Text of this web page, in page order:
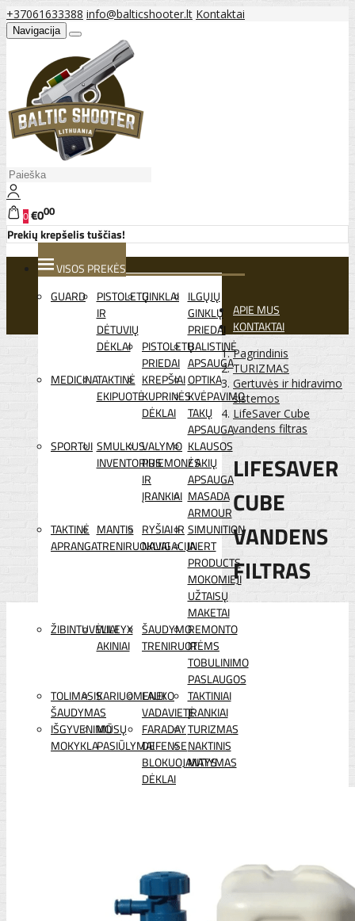
+37061633388 info@balticshooter.lt Kontaktai
Navigacija
0€000
Prekių krepšelis tuščias!
VISOS PREKĖS
GUARD
PISTOLETŲ
IR
DĖTUVIŲ
DĖKLAI
GINKLAI ILGŲJŲ
GINKLŲ
PRIEDAI
PISTOLETŲ
PRIEDAI
BALISTINĖ
APSAUGA
MEDICINATAKTINĖ
EKIPUOTĖ
KREPŠIAI
KUPRINĖS
DĖKLAI
OPTIKA
KVĖPAVIMO
TAKŲ
APSAUGA
SPORTUI SMULKUS
INVENTORIUS
VALYMO
PRIEMONĖS
IR
ĮRANKIAI
KLAUSOS
/ AKIŲ
APSAUGA
MASADA
ARMOUR
TAKTINĖ
APRANGA
MANTIS
TRENIRUOKLIAI
RYŠIAI IR
NAVIGACIJA
SIMUNITION
INERT
PRODUCTS
MOKOMIEJI
UŽTAISŲ
MAKETAI
ŽIBINTUVĖLIAI
WILEYX
AKINIAI
ŠAUDYMO
TRENIRUOTĖMS
REMONTO
IR
TOBULINIMO
PASLAUGOS
TOLIMASIS
ŠAUDYMAS
KARIUOMENEI
LAUKO
VADAVIETĖ
TAKTINIAI
ĮRANKIAI
IŠGYVENIMO
MOKYKLA
MŪSŲ
PASIŪLYMAI
FARADAY
DEFENSE
BLOKUOJANTYS
DĖKLAI
TURIZMAS
NAKTINIS
MATYMAS
APIE MUS
KONTAKTAI
Pagrindinis
TURIZMAS
Gertuvės ir hidravimo
sistemos
LifeSaver Cube
vandens filtras
LIFESAVER
CUBE
VANDENS
FILTRAS